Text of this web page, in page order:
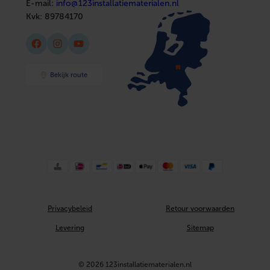
E-mail: info@123installatiematerialen.nl
Kvk: 89784170
Facebook Instagram YouTube
Bekijk route
Privacybeleid Retour voorwaarden
Levering Sitemap
© 2026 123installatiematerialen.nl